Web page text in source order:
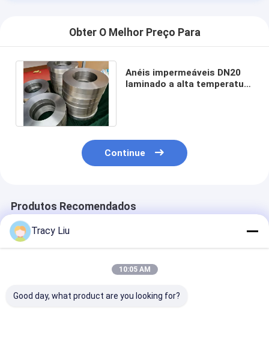
Obter O Melhor Preço Para
Anéis impermeáveis DN20
laminado a alta temperatura
Continue
Produtos Recomendados
Tracy Liu
10:05 AM
Good day, what product are you looking for?